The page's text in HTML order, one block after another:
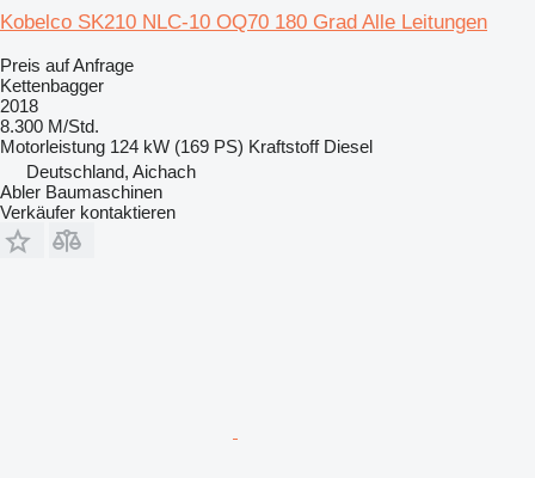
Kobelco SK210 NLC-10 OQ70 180 Grad Alle Leitungen
Preis auf Anfrage
Kettenbagger
2018
8.300 M/Std.
Motorleistung 124 kW (169 PS) Kraftstoff Diesel
Deutschland, Aichach
Abler Baumaschinen
Verkäufer kontaktieren